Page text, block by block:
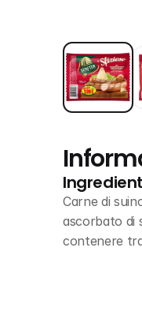
Carne di
ascorbato di
contenere